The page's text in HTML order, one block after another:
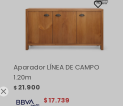
Aparador LÍNEA DE CAMPO
1.20m
$ 21.900
$17.739